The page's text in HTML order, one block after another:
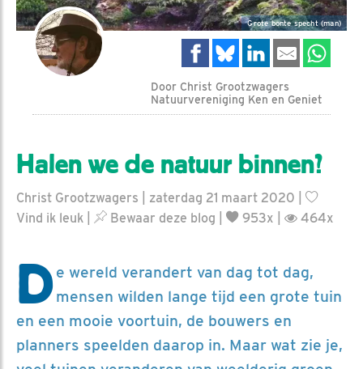
Grote bonte specht (man)
Door Christ Grootzwagers
Natuurvereniging Ken en Geniet
Halen we de natuur binnen?
Christ Grootzwagers | zaterdag 21 maart 2020 |
Vind ik leuk
Bewaar deze blog 953x | 464x
De wereld verandert van dag tot dag,
mensen wilden lange tijd een grote tuin
en een mooie voortuin, de bouwers en
planners speelden daarop in. Maar wat zie je,